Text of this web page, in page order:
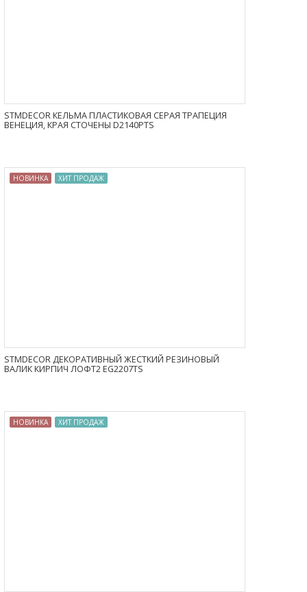
STMDECOR КЕЛЬМА ПЛАСТИКОВАЯ СЕРАЯ ТРАПЕЦИЯ
ВЕНЕЦИЯ, КРАЯ СТОЧЕНЫ D2140PTS
НОВИНКА ХИТ ПРОДАЖ
STMDECOR ДЕКОРАТИВНЫЙ ЖЕСТКИЙ РЕЗИНОВЫЙ
ВАЛИК КИРПИЧ ЛОФТ2 EG2207TS
НОВИНКА ХИТ ПРОДАЖ